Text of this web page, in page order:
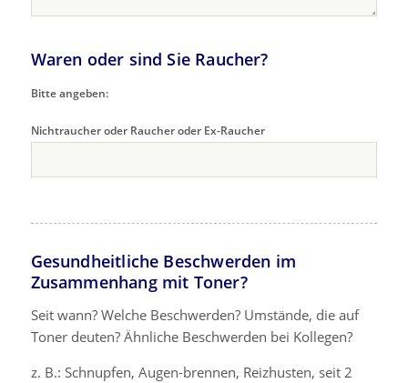
Waren oder sind Sie Raucher?
Bitte angeben:
Nichtraucher oder Raucher oder Ex-Raucher
Gesundheitliche Beschwerden im
Zusammenhang mit Toner?
Seit wann? Welche Beschwerden? Umstände, die auf
Toner deuten? Ähnliche Beschwerden bei Kollegen?
z. B.: Schnupfen, Augen-brennen, Reizhusten, seit 2